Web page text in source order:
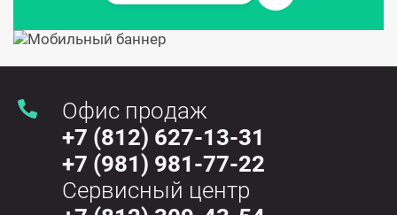
Офис продаж
+7 (812) 627-13-31
+7 (981) 981-77-22
Сервисный центр